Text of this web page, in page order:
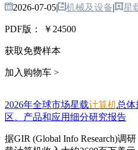
2026-07-05| 机械及设备| 星
PDF版： ￥24500
获取免费样本
加入购物车 >
2026年全球市场星载计算机总
区、产品和应用细分研究报告
据GIR (Global Info Research)调